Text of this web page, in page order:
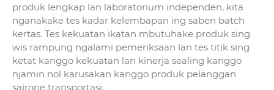
produk lengkap lan laboratorium independen, kita
nganakake tes kadar kelembapan ing saben batch
kertas. Tes kekuatan ikatan mbutuhake produk sing
wis rampung ngalami pemeriksaan lan tes titik sing
ketat kanggo kekuatan lan kinerja sealing kanggo
njamin nol karusakan kanggo produk pelanggan
sajrone transportasi.